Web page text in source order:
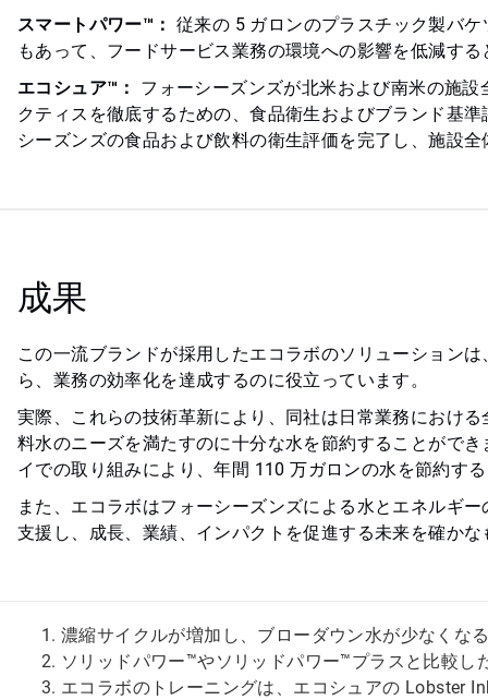
スマートパワー™： 従来の 5 ガロンのプラスチック製バ
もあって、フードサービス業務の環境への影響を低減す
エコシュア™：
フォーシーズンズが北米および南米の施
クティスを徹底するための、食品衛生およびブランド基
シーズンズの食品および飲料の衛生評価を完了し、施設
成果
この一流ブランドが採用したエコラボのソリューション
ら、業務の効率化を達成するのに役立っています。
実際、これらの技術革新により、同社は日常業務におけ
料水のニーズを満たすのに十分な水を節約することがで
イでの取り組みにより、年間 110 万ガロンの水を節約す
また、エコラボはフォーシーズンズによる水とエネルギ
支援し、成長、業績、インパクトを促進する未来を確か
濃縮サイクルが増加し、ブローダウン水が少なくな
ソリッドパワー™やソリッドパワー™プラスと比較し
エコラボのトレーニングは、エコシュアの Lobster